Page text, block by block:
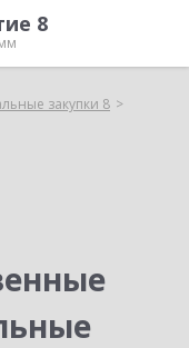
8
закупки 8